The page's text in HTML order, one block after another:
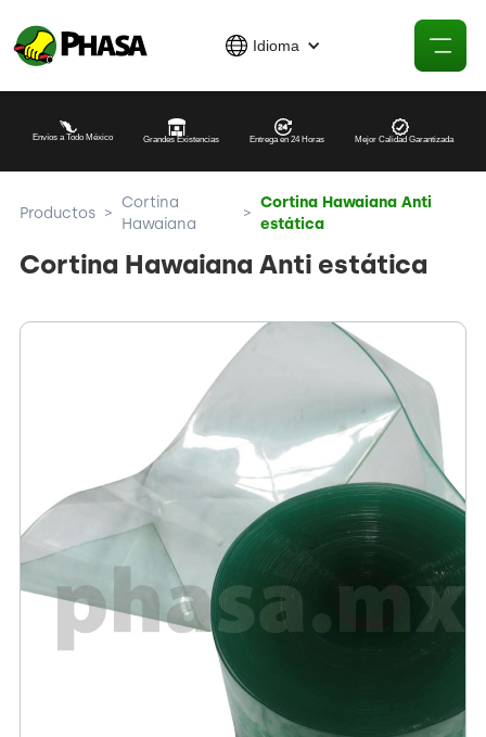
Idioma
Envíos a Todo México Grandes Existencias Entrega en 24 Horas Mejor Calidad Garantizada
Productos >
Cortina
Hawaiana
>
Cortina Hawaiana Anti
estática
Cortina Hawaiana Anti estática